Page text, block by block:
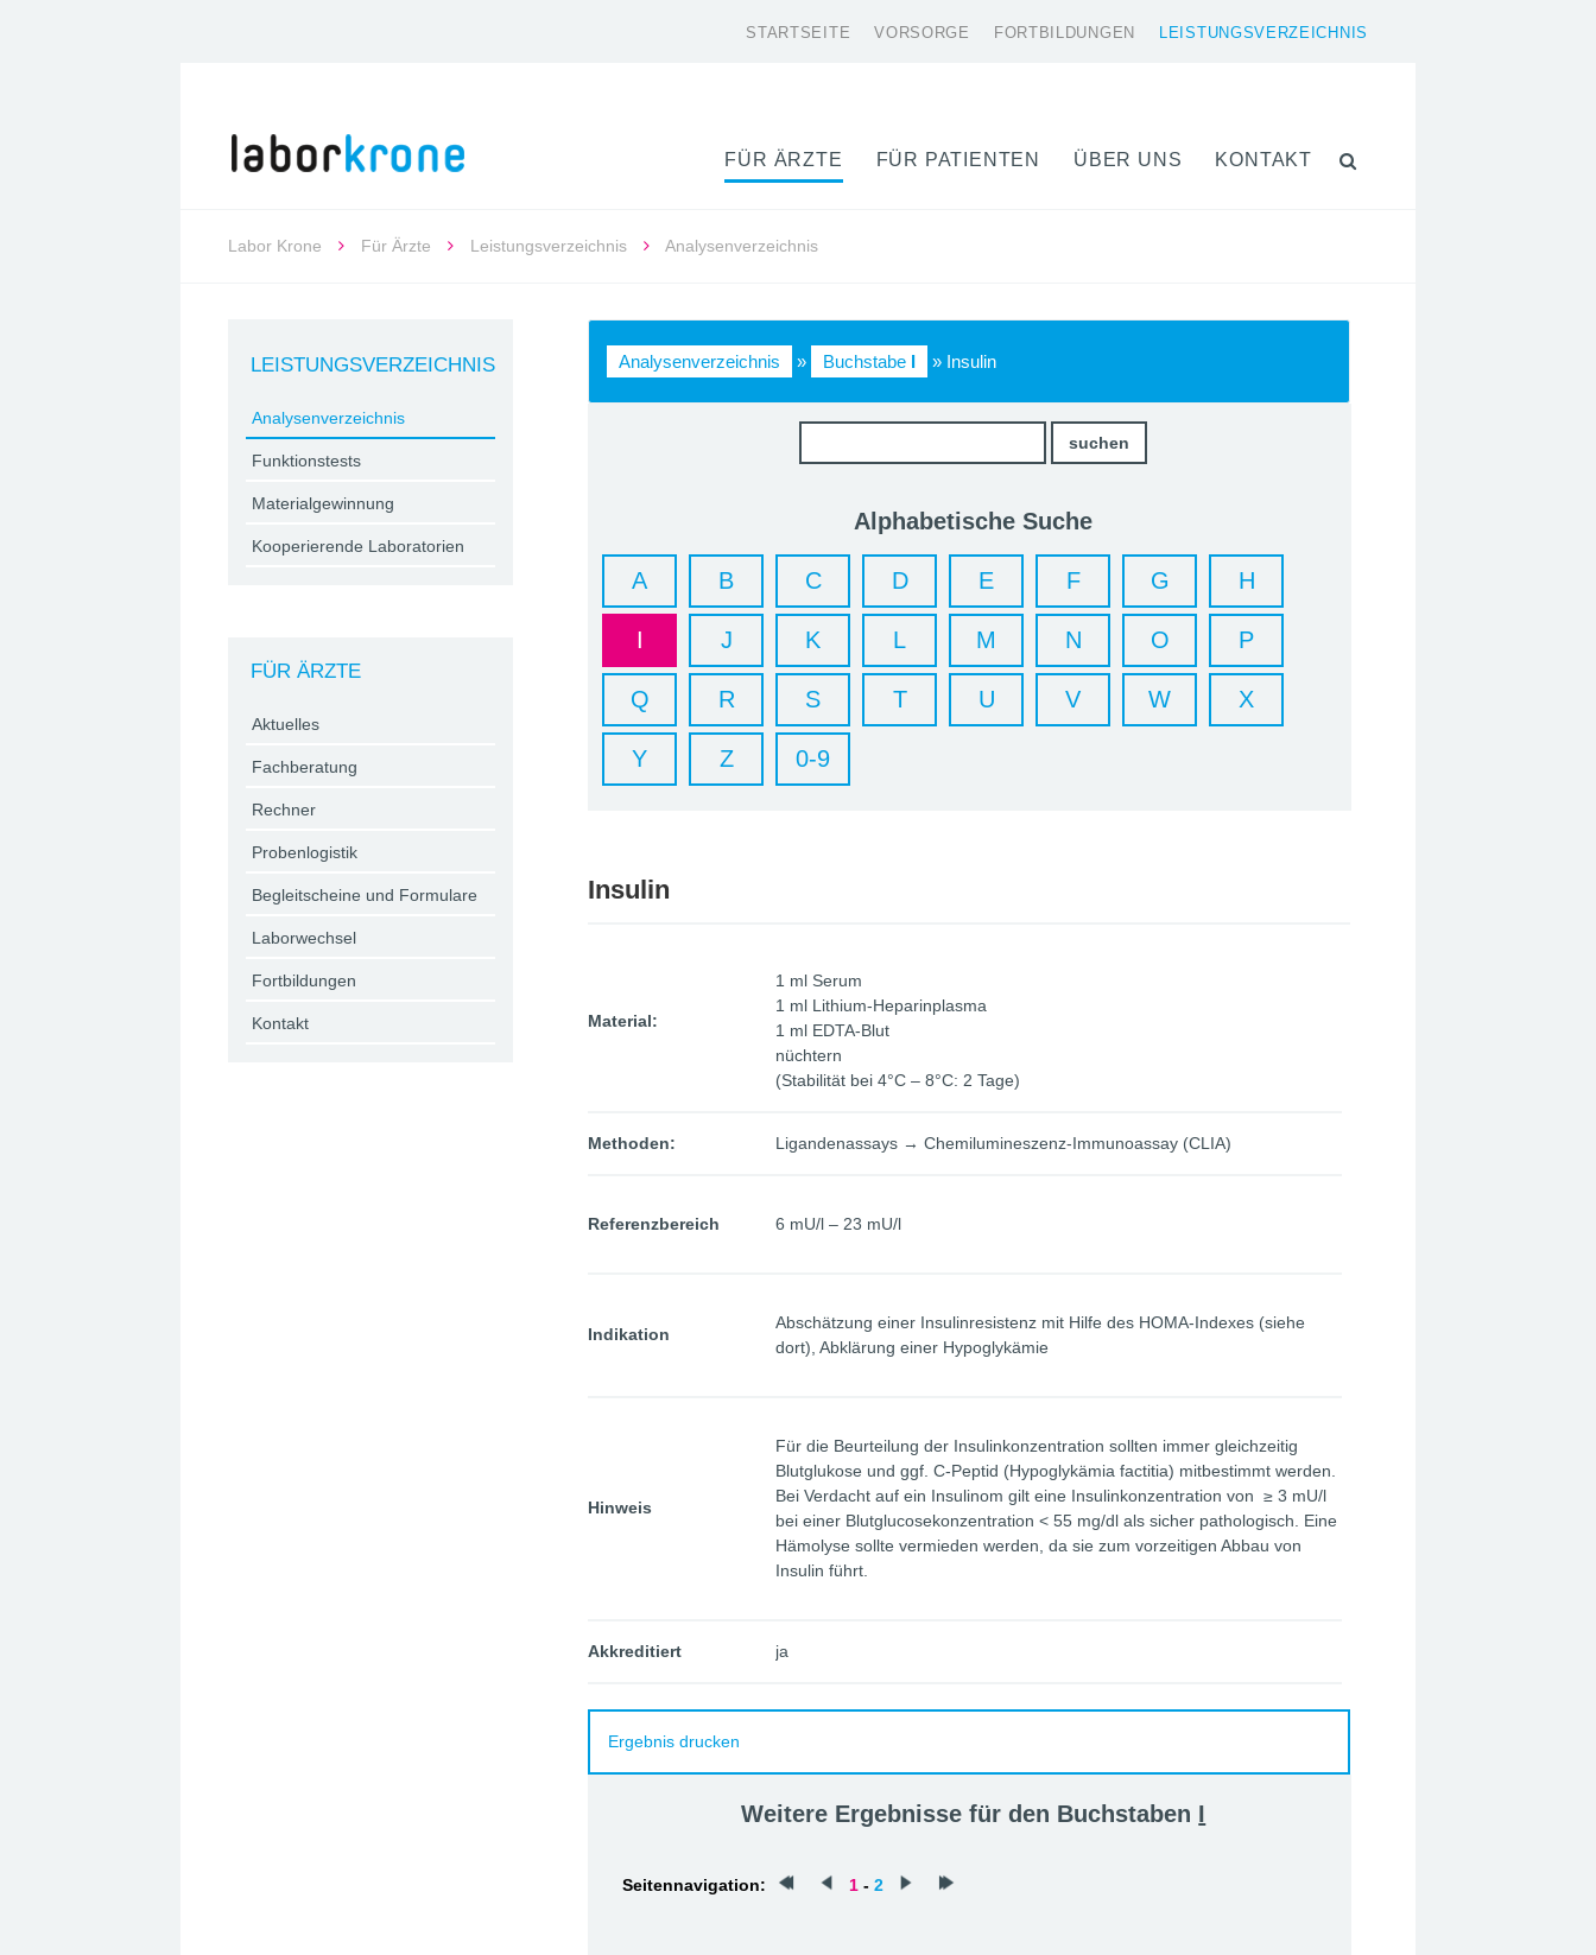
STARTSEITE VORSORGE FORTBILDUNGEN LEISTUNGSVERZEICHNIS
FÜR ÄRZTE FÜR PATIENTEN ÜBER UNS KONTAKT
Labor Krone Für Ärzte Leistungsverzeichnis Analysenverzeichnis
Analysenverzeichnis » Buchstabe I » Insulin
Alphabetische Suche
A B C D E F G H
I J K L M N O P
Q R S T U V W X
Y Z 0-9
Insulin
Material:
1 ml Serum
1 ml Lithium-Heparinplasma
1 ml EDTA-Blut
nüchtern
(Stabilität bei 4°C – 8°C: 2 Tage)
Methoden: Ligandenassays → Chemilumineszenz-Immunoassay (CLIA)
Referenzbereich 6 mU/l – 23 mU/l
Indikation
Abschätzung einer Insulinresistenz mit Hilfe des HOMA-Indexes (siehe
dort), Abklärung einer Hypoglykämie
Hinweis
Für die Beurteilung der Insulinkonzentration sollten immer gleichzeitig
Blutglukose und ggf. C-Peptid (Hypoglykämia factitia) mitbestimmt werden.
Bei Verdacht auf ein Insulinom gilt eine Insulinkonzentration von ≥ 3 mU/l
bei einer Blutglucosekonzentration < 55 mg/dl als sicher pathologisch. Eine
Hämolyse sollte vermieden werden, da sie zum vorzeitigen Abbau von
Insulin führt.
Akkreditiert ja
Ergebnis drucken
Weitere Ergebnisse für den Buchstaben I
Seitennavigation: 1 - 2
LEISTUNGSVERZEICHNIS
Analysenverzeichnis
Funktionstests
Materialgewinnung
Kooperierende Laboratorien
FÜR ÄRZTE
Aktuelles
Fachberatung
Rechner
Probenlogistik
Begleitscheine und Formulare
Laborwechsel
Fortbildungen
Kontakt